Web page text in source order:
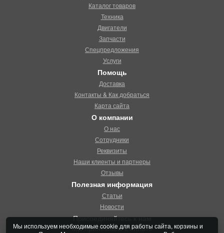
Мы используем необходимые cookie для работы сайта, корзины и
Каталог товаров
Техника
Двигатели
Запчасти
Спецпредложения
Услуги
Помощь
Доставка
Контакты & Как добраться
Карта сайта
О компании
О нас
Сотрудники
Реквизиты
Наши клиенты и партнеры
Отзывы
Полезная информация
Статьи
Новости
Присоединяйтесь к нам
Мы принемаем к оплате